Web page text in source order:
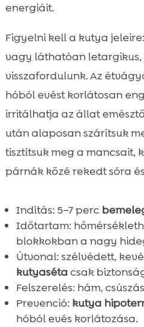
energiáit.
Figyelni kell a kutya
vagy láthatóan letargikus,
visszafordulunk. Az
hóból evést korlátosan
irritálhatja az állat
után alaposan szárítsuk
tisztítsuk meg a mancsait,
párnák közé rekedt sóra
Indítás: 5–7 perc
Időtartam:
blokkokban a nagy
Útvonal: szélvédett,
kutyaséta csak
Felszerelés: hám,
Prevenció: kutya
hóból evés korlátozása.